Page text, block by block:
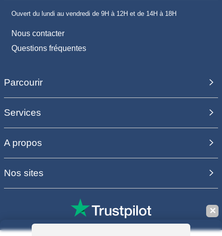
Ouvert du lundi au vendredi de 9H à 12H et de 14H à 18H
Nous contacter
Questions fréquentes
Parcourir
Services
A propos
Nos sites
✕